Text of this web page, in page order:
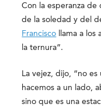
Con la esperanza
de la soledad y del
Francisco llama a los
la ternura”.
La vejez, dijo, “no
hacemos a un lado,
sino que es una